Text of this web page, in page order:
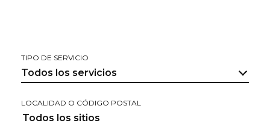
TIPO DE SERVICIO
Todos los servicios
LOCALIDAD O CÓDIGO POSTAL